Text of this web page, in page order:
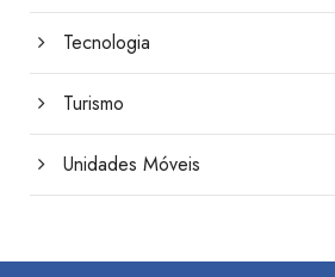
Tecnologia
Turismo
Unidades Móveis